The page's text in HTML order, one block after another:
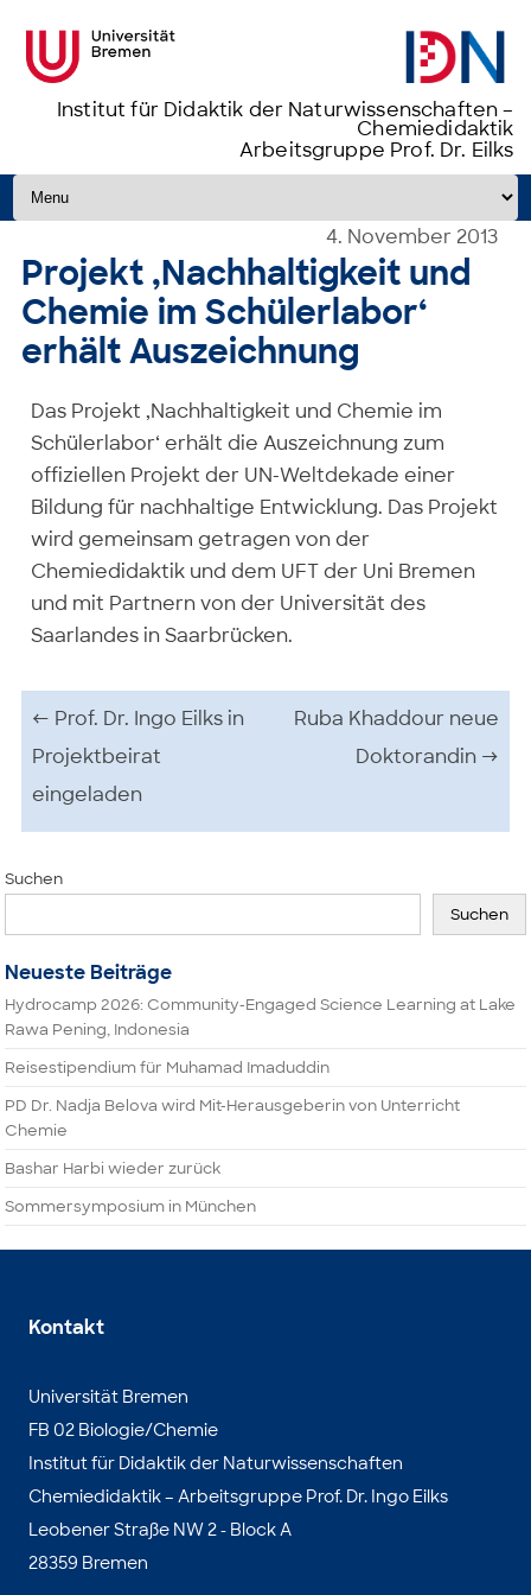
Institut für Didaktik der Naturwissenschaften –
Chemiedidaktik
Arbeitsgruppe Prof. Dr. Eilks
Zum Inhalt springen
4. November 2013
Projekt ‚Nachhaltigkeit und
Chemie im Schülerlabor‘
erhält Auszeichnung
Das Projekt ‚Nachhaltigkeit und Chemie im
Schülerlabor‘ erhält die Auszeichnung zum
offiziellen Projekt der UN-Weltdekade einer
Bildung für nachhaltige Entwicklung. Das Projekt
wird gemeinsam getragen von der
Chemiedidaktik und dem UFT der Uni Bremen
und mit Partnern von der Universität des
Saarlandes in Saarbrücken.
Beitrags-Navigation
← Prof. Dr. Ingo Eilks in
Projektbeirat
eingeladen
Ruba Khaddour neue
Doktorandin →
Suchen
Suchen
Neueste Beiträge
Hydrocamp 2026: Community-Engaged Science Learning at Lake
Rawa Pening, Indonesia
Reisestipendium für Muhamad Imaduddin
PD Dr. Nadja Belova wird Mit-Herausgeberin von Unterricht
Chemie
Bashar Harbi wieder zurück
Sommersymposium in München
Kontakt
Universität Bremen
FB 02 Biologie/Chemie
Institut für Didaktik der Naturwissenschaften
Chemiedidaktik – Arbeitsgruppe Prof. Dr. Ingo Eilks
Leobener Straße NW 2 - Block A
28359 Bremen